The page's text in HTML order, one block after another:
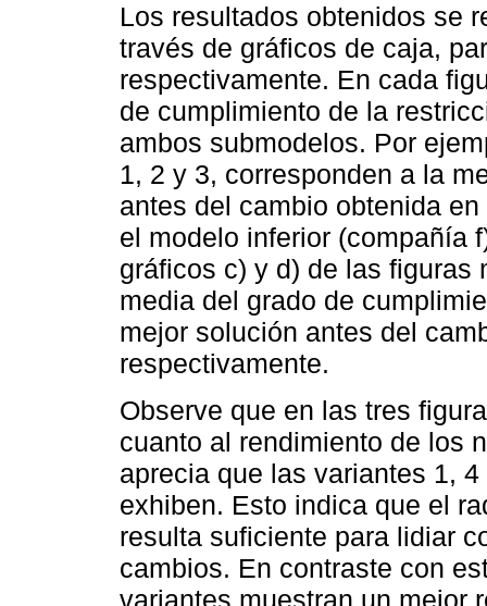
Los resultados obtenidos se
través de gráficos de caja,
respectivamente. En cada
de cumplimiento de la
ambos submodelos. Por
1, 2 y 3, corresponden a la
antes del cambio obtenida
el modelo inferior (compañía
gráficos c) y d) de las figuras
media del grado de
mejor solución antes del
respectivamente.
Observe que en las tres
cuanto al rendimiento de los
aprecia que las variantes 1,
exhiben. Esto indica que el
resulta suficiente para lidiar
cambios. En contraste con
variantes muestran un mejor